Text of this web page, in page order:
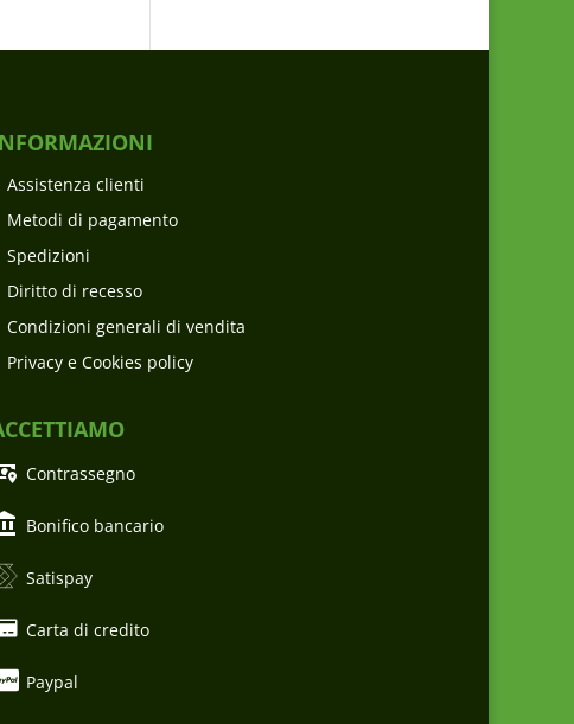
Assistenza clienti
Metodi di pagamento
Spedizioni
Diritto di recesso
Condizioni generali di vendita
Privacy e Cookies policy
Contrassegno
Bonifico bancario
Satispay
Carta di credito
Paypal